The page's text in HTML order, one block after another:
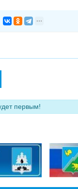
первым!